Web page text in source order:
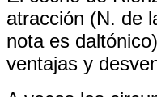
atracción (N. de
nota es
ventajas y